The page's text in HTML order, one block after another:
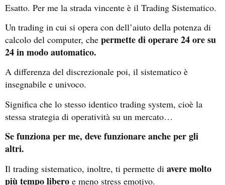
Esatto. Per me la strada vincente è il Trading Sistematico.
Un trading in cui si opera con dell’aiuto della potenza di
calcolo del computer, che permette di operare 24 ore su
24 in modo automatico.
A differenza del discrezionale poi, il sistematico è
insegnabile e univoco.
Significa che lo stesso identico trading system, cioè la
stessa strategia di operatività su un mercato…
Se funziona per me, deve funzionare anche per gli
altri.
Il trading sistematico, inoltre, ti permette di avere molto
più tempo libero e meno stress emotivo.